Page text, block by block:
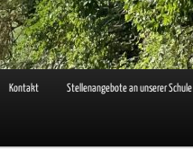
Kontakt Stellenangebote an unserer Schule